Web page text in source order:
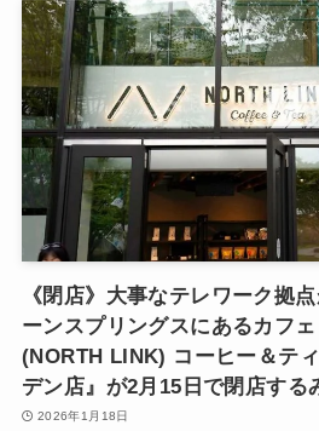
《閉店》大事なテレワーク拠
ーンスプリングスにあるカフ
(NORTH LINK) コーヒー＆テ
デン店』が2月15日で閉店する
2026年1月18日